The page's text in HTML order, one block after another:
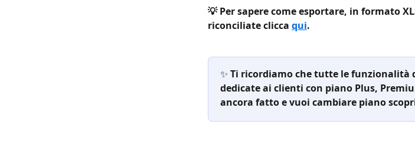
💡 Per sapere come esportare, in formato
riconciliate clicca qui.
✨ Ti ricordiamo che tutte le funzionalità
dedicate ai clienti con piano Plus,
ancora fatto e vuoi cambiare piano